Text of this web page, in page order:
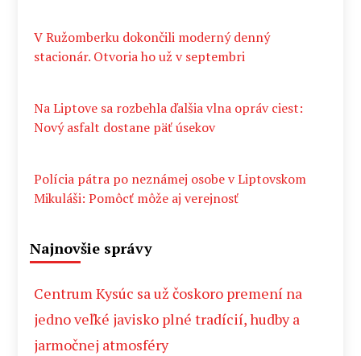
V Ružomberku dokončili moderný denný
stacionár. Otvoria ho už v septembri
Na Liptove sa rozbehla ďalšia vlna opráv ciest:
Nový asfalt dostane päť úsekov
Polícia pátra po neznámej osobe v Liptovskom
Mikuláši: Pomôcť môže aj verejnosť
Najnovšie správy
Centrum Kysúc sa už čoskoro premení na
jedno veľké javisko plné tradícií, hudby a
jarmočnej atmosféry